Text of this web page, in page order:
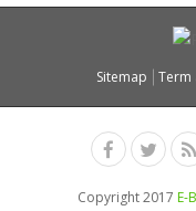
Sitemap Term
Copyright 2017 E-